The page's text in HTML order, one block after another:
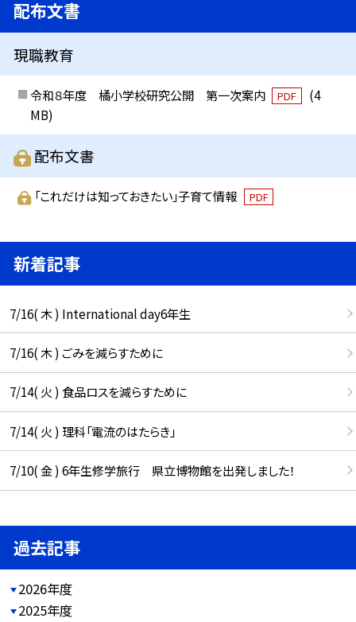
配布文書
現職教育
令和８年度 橘小学校研究公開 第一次案内 PDF
(4
MB)
配布文書
「これだけは知っておきたい」子育て情報 PDF
新着記事
7/16( 木 ) International day6年生
7/16( 木 ) ごみを減らすために
7/14( 火 ) 食品ロスを減らすために
7/14( 火 ) 理科「電流のはたらき」
7/10( 金 ) 6年生修学旅行 県立博物館を出発しました！
過去記事
2026年度
2025年度